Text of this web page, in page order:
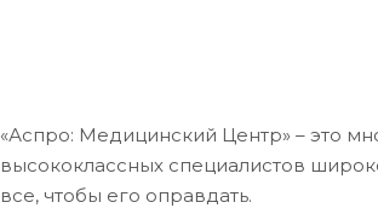
«Аспро: Медицинский Центр» – это
высококлассных специалистов
все, чтобы его оправдать.